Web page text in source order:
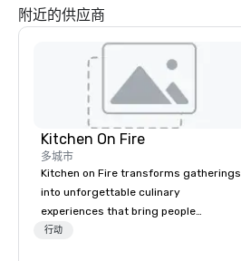
附近的供应商
Kitchen On Fire
多城市
Kitchen on Fire transforms gatherings
into unforgettable culinary
experiences that bring people
together. Since 2005, we've
行动